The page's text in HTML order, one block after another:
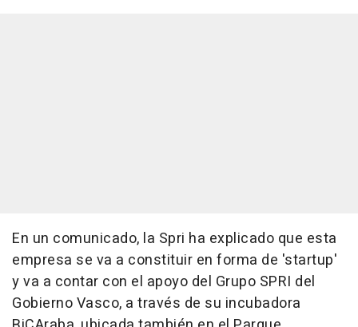
En un comunicado, la Spri ha explicado que esta
empresa se va a constituir en forma de 'startup'
y va a contar con el apoyo del Grupo SPRI del
Gobierno Vasco, a través de su incubadora